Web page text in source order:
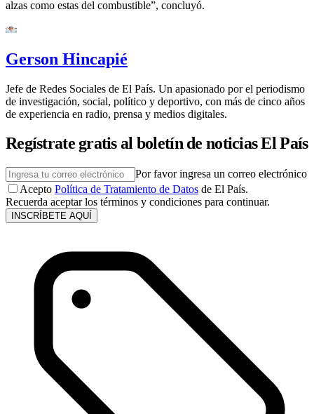
alzas como estas del combustible”, concluyó.
Gerson Hincapié
Jefe de Redes Sociales de El País. Un apasionado por el periodismo
de investigación, social, político y deportivo, con más de cinco años
de experiencia en radio, prensa y medios digitales.
Regístrate gratis al boletín de noticias El País
Por favor ingresa un correo electrónico
Acepto Política de Tratamiento de Datos de El País.
Recuerda aceptar los términos y condiciones para continuar.
INSCRÍBETE AQUÍ